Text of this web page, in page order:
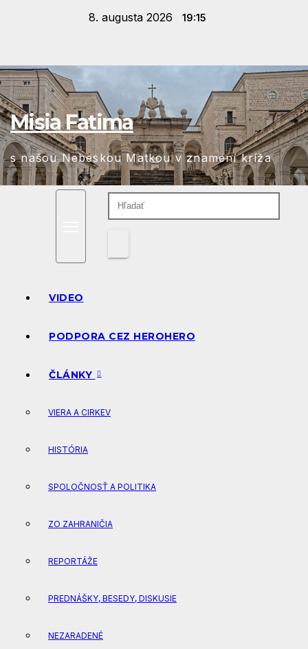
8. augusta 2026 19:15
Misia Fatima
s našou Nebeskou Matkou v znamení kríža
VIDEO
PODPORA CEZ HEROHERO
ČLÁNKY
VIERA A CIRKEV
HISTÓRIA
SPOLOČNOSŤ A POLITIKA
ZO ZAHRANIČIA
REPORTÁŽE
PREDNÁŠKY, BESEDY, DISKUSIE
NEZARADENÉ